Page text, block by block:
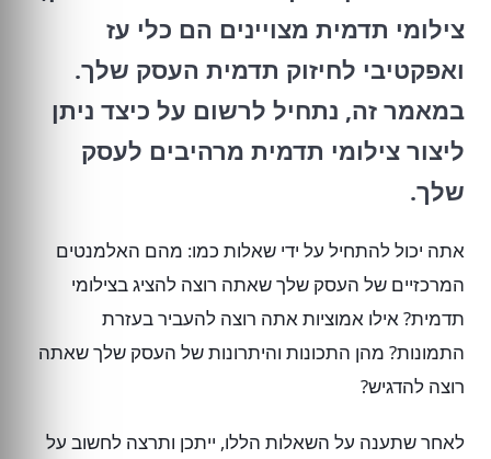
צילומי תדמית מצויינים הם כלי עז
ואפקטיבי לחיזוק תדמית העסק שלך.
במאמר זה, נתחיל לרשום על כיצד ניתן
ליצור צילומי תדמית מרהיבים לעסק
שלך.
אתה יכול להתחיל על ידי שאלות כמו: מהם האלמנטים
המרכזיים של העסק שלך שאתה רוצה להציג בצילומי
תדמית? אילו אמוציות אתה רוצה להעביר בעזרת
התמונות? מהן התכונות והיתרונות של העסק שלך שאתה
רוצה להדגיש?
לאחר שתענה על השאלות הללו, ייתכן ותרצה לחשוב על